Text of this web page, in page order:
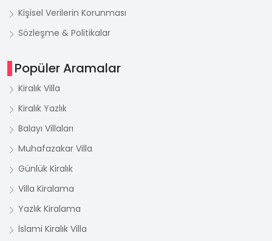
Kişisel Verilerin Korunması
Sözleşme & Politikalar
Popüler Aramalar
Kiralık Villa
Kiralık Yazlık
Balayı Villaları
Muhafazakar Villa
Günlük Kiralık
Villa Kiralama
Yazlık Kiralama
İslami Kiralık Villa